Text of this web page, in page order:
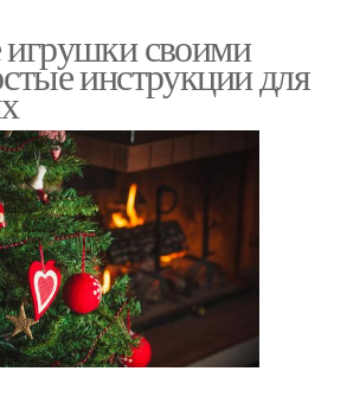
своими
инструкции для